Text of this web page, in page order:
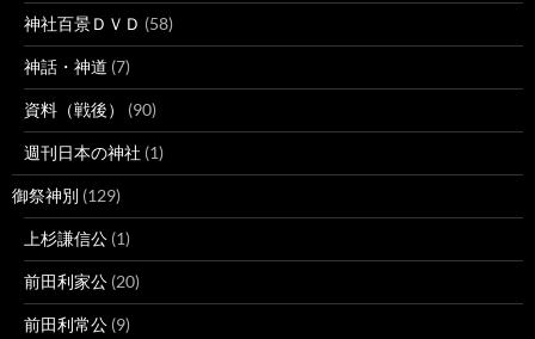
神社百景ＤＶＤ (58)
神話・神道 (7)
資料（戦後） (90)
週刊日本の神社 (1)
御祭神別 (129)
上杉謙信公 (1)
前田利家公 (20)
前田利常公 (9)